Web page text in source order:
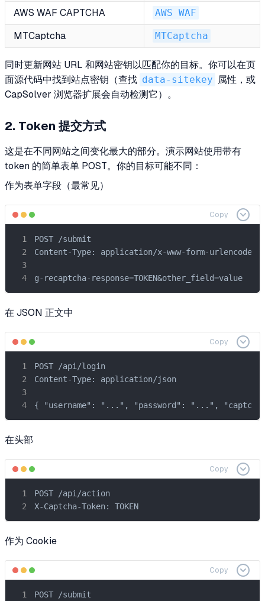
AWS WAF CAPTCHA AWS WAF
MTCaptcha MTCaptcha
同时更新网站 URL 和网站密钥以匹配你的目标。你可以在页
面源代码中找到站点密钥（查找 data-sitekey 属性，或
CapSolver 浏览器扩展会自动检测它）。
2. Token 提交方式
这是在不同网站之间变化最大的部分。演示网站使用带有
token 的简单表单 POST。你的目标可能不同：
作为表单字段（最常见）
Copy
POST /submit
Content-Type: application/x-www-form-urlencoded
g-recaptcha-response=TOKEN&other_field=value
在 JSON 正文中
Copy
POST /api/login
Content-Type: application/json
{ "username": "...", "password": "...",
在头部
Copy
POST /api/action
X-Captcha-Token: TOKEN
作为 Cookie
Copy
POST /submit